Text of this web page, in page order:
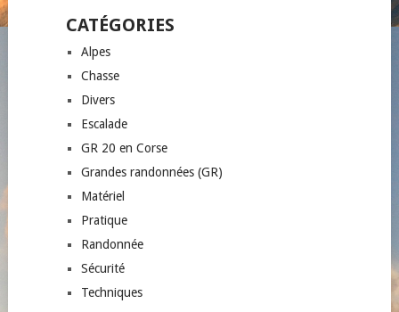
CATÉGORIES
Alpes
Chasse
Divers
Escalade
GR 20 en Corse
Grandes randonnées (GR)
Matériel
Pratique
Randonnée
Sécurité
Techniques